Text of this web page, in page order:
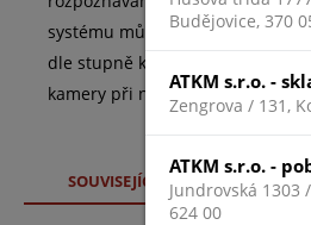
systému můžete IP kameru
dle stupně krytí IP67. Tento
kamery při nízkých teplotách
SOUVISEJÍCÍ ZBOŽÍ
Budějovice, 370
ATKM s.r.o. -
Zengrova / 131,
ATKM s.r.o. -
Jundrovská 1303
624 00